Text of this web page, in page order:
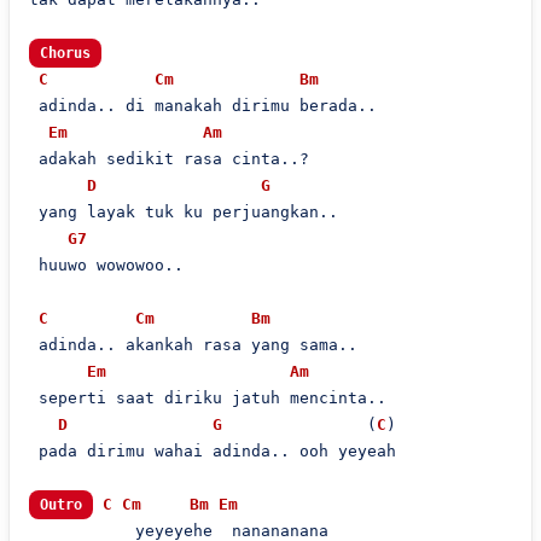
Chorus
C Cm
Bm
adinda.. di manakah dirimu berada..
Em
Am
adakah sedikit rasa cinta..?
D
G
yang layak tuk ku perjuangkan..
G7
huuwo wowowoo..
C Cm
Bm
adinda.. akankah rasa yang sama..
Em
Am
seperti saat diriku jatuh mencinta..
D
G
               (
C )
pada dirimu wahai adinda.. ooh yeyeah
Outro C Cm Bm
Em
           yeyeyehe  nanananana